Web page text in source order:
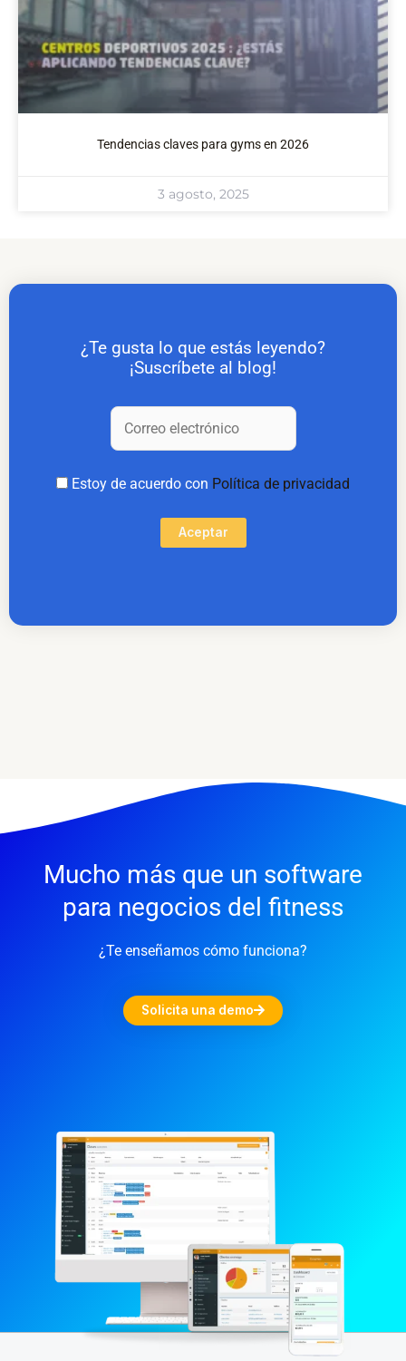
Tendencias claves para gyms en 2026
3 agosto, 2025
¿Te gusta lo que estás leyendo?
¡Suscríbete al blog!
Estoy de acuerdo con Política de privacidad
Aceptar
Mucho más que un software
para negocios del fitness
¿Te enseñamos cómo funciona?
Solicita una demo